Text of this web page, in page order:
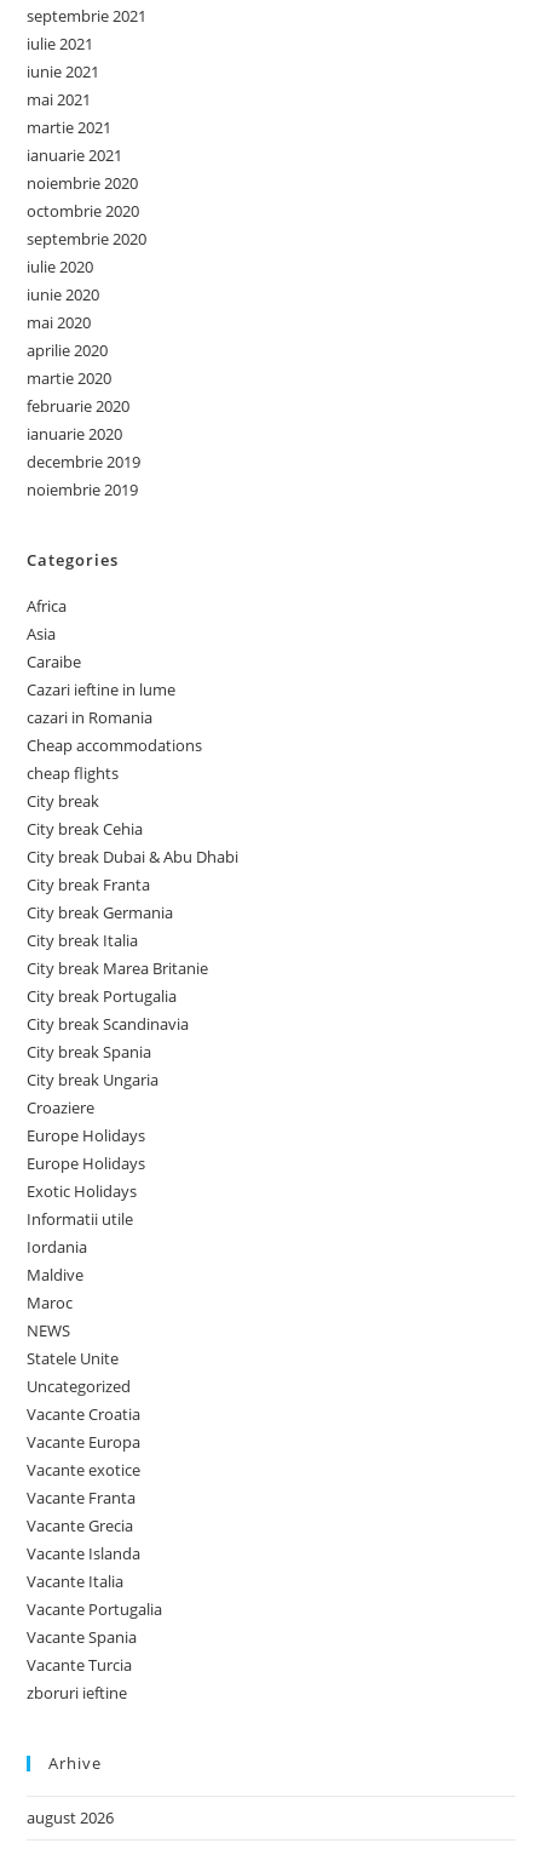
septembrie 2021
iulie 2021
iunie 2021
mai 2021
martie 2021
ianuarie 2021
noiembrie 2020
octombrie 2020
septembrie 2020
iulie 2020
iunie 2020
mai 2020
aprilie 2020
martie 2020
februarie 2020
ianuarie 2020
decembrie 2019
noiembrie 2019
Categories
Africa
Asia
Caraibe
Cazari ieftine in lume
cazari in Romania
Cheap accommodations
cheap flights
City break
City break Cehia
City break Dubai & Abu Dhabi
City break Franta
City break Germania
City break Italia
City break Marea Britanie
City break Portugalia
City break Scandinavia
City break Spania
City break Ungaria
Croaziere
Europe Holidays
Europe Holidays
Exotic Holidays
Informatii utile
Iordania
Maldive
Maroc
NEWS
Statele Unite
Uncategorized
Vacante Croatia
Vacante Europa
Vacante exotice
Vacante Franta
Vacante Grecia
Vacante Islanda
Vacante Italia
Vacante Portugalia
Vacante Spania
Vacante Turcia
zboruri ieftine
Arhive
august 2026